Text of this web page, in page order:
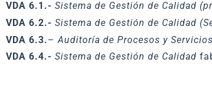
VDA 6.1.- Sistema de Gestión de Calidad
VDA 6.2.- Sistema de Gestión de Calidad
VDA 6.3.– Auditoría de Procesos y
VDA 6.4.- Sistema de Gestión de Calidad